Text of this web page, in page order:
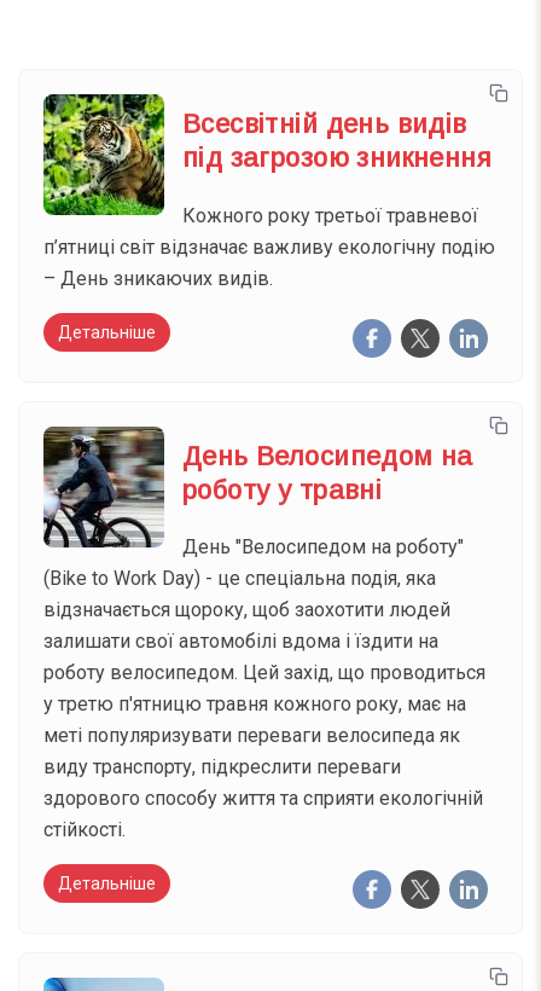
Всесвітній день видів
під загрозою зникнення
Кожного року третьої травневої
п’ятниці світ відзначає важливу екологічну подію
– День зникаючих видів.
Детальніше
День Велосипедом на
роботу у травні
День "Велосипедом на роботу"
(Bike to Work Day) - це спеціальна подія, яка
відзначається щороку, щоб заохотити людей
залишати свої автомобілі вдома і їздити на
роботу велосипедом. Цей захід, що проводиться
у третю п'ятницю травня кожного року, має на
меті популяризувати переваги велосипеда як
виду транспорту, підкреслити переваги
здорового способу життя та сприяти екологічній
стійкості.
Детальніше